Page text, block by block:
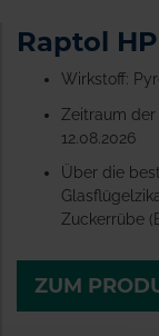
Raptol HP
Wirkstoff:
Zeitraum der
12.08.2026
Über die
Zuckerrübe
ZUM